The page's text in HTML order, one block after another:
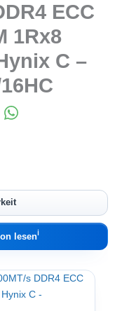
ECC
1Rx8
C –
lesenℹ︎